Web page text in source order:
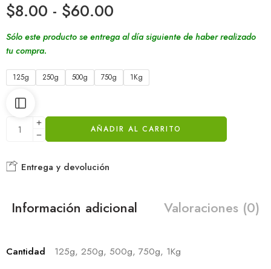
$8.00 - $60.00
Sólo este producto se entrega al día siguiente de haber realizado
tu compra.
125g 250g 500g 750g 1Kg
AÑADIR AL CARRITO
Entrega y devolución
Información adicional Valoraciones (0)
Cantidad 125g, 250g, 500g, 750g, 1Kg